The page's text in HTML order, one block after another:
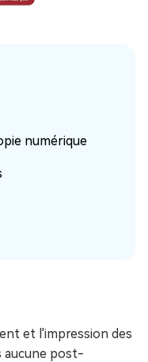
numérique
et l'impression des
aucune post-